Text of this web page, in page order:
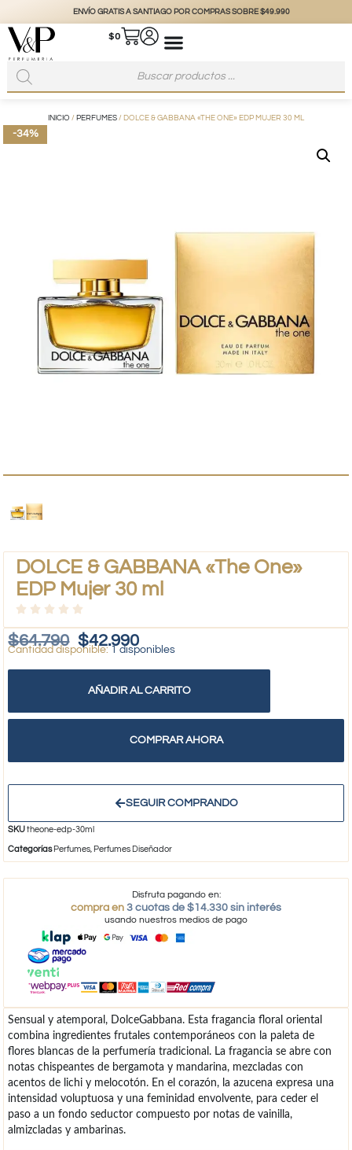
ENVÍO GRATIS A SANTIAGO POR COMPRAS SOBRE $49.990
$0
INICIO / PERFUMES / DOLCE & GABBANA «THE ONE» EDP MUJER 30 ML
-34%
DOLCE & GABBANA «The One»
EDP Mujer 30 ml
$64.790 $42.990
1 disponibles
AÑADIR AL CARRITO
COMPRAR AHORA
SEGUIR COMPRANDO
SKUtheone-edp-30ml
Categorías Perfumes, Perfumes Diseñador
Disfruta pagando en:
compra en 3 cuotas de $14.330 sin interés
usando nuestros medios de pago
Sensual y atemporal, DolceGabbana. Esta fragancia floral oriental
combina ingredientes frutales contemporáneos con la paleta de
flores blancas de la perfumería tradicional. La fragancia se abre con
notas chispeantes de bergamota y mandarina, mezcladas con
acentos de lichi y melocotón. En el corazón, la azucena expresa una
intensidad voluptuosa y una feminidad envolvente, para ceder el
paso a un fondo seductor compuesto por notas de vainilla,
almizcladas y ambarinas.